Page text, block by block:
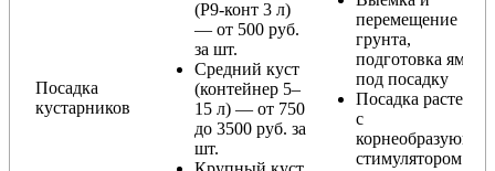
Посадка
кустарников
(Р9-конт 3 л)
— от 500 руб.
за шт.
Средний куст
(контейнер 5–
15 л) — от 750
до 3500 руб. за
шт.
перемещение
грунта,
подготовка ямы
под посадку
Посадка растения
с
корнеобразующим
стимулятором